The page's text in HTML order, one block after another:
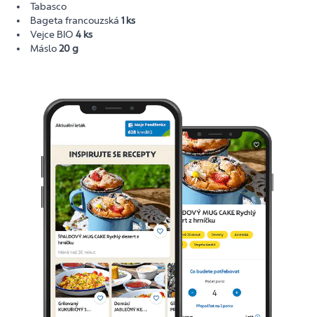
Tabasco
Bageta francouzská 1 ks
Vejce BIO 4 ks
Máslo20 g